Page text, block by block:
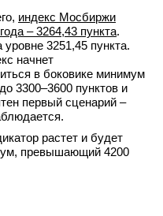
индекс Мосбиржи
– 3264,43 пункта.
3251,45 пункта.
начнет
в боковике минимум
3300–3600 пунктов и
первый сценарий –
растет и будет
превышающий 4200